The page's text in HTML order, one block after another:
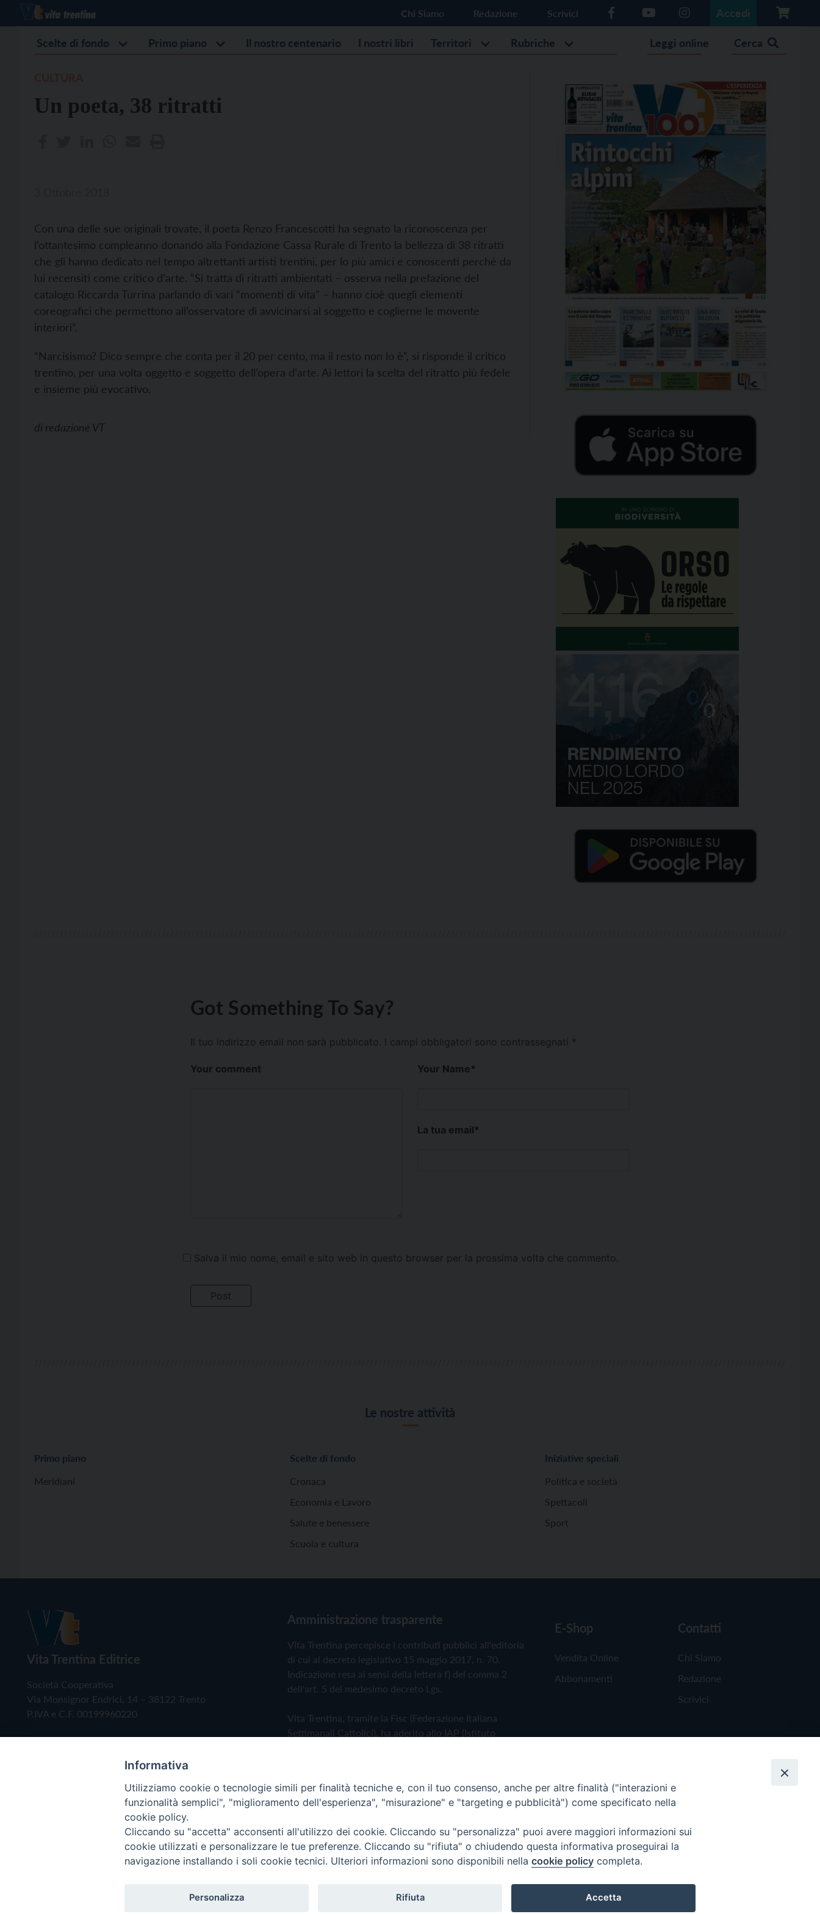
Chi Siamo Redazione Scrivici Accedi
Scelte di fondo Primo piano Il nostro centenario I nostri libri Territori Rubriche Leggi online Cerca
Un poeta, 38 ritratti
Con una delle sue originali trovate, il poeta Renzo Francescotti ha segnato la riconoscenza per
l’ottantesimo compleanno donando alla Fondazione Cassa Rurale di Trento la bellezza di 38 ritratti
che gli hanno dedicato nel tempo altrettanti artisti trentini, per lo più amici e conoscenti perché da
lui recensiti come critico d’arte. “Si tratta di ritratti ambientati – osserva nella prefazione del
catalogo Riccarda Turrina parlando di vari “momenti di vita” – hanno cioè quegli elementi
coreografici che permettono all’osservatore di avvicinarsi al soggetto e coglierne le movente
interiori”.
“Narcisismo? Dico sempre che conta per il 20 per cento, ma il resto non lo è”, si risponde il critico
trentino, per una volta oggetto e soggetto dell’opera d’arte. Ai lettori la scelta del ritratto più fedele
e insieme più evocativo.
di redazione VT
Got Something To Say?
Il tuo indirizzo email non sarà pubblicato. I campi obbligatori sono contrassegnati *
Your comment Your Name*
La tua email*
Salva il mio nome, email e sito web in questo browser per la prossima volta che commento.
Le nostre attività
Primo piano
Meridiani
Scelte di fondo
Cronaca
Economia e Lavoro
Salute e benessere
Scuola e cultura
Iniziative speciali
Politica e società
Spettacoli
Sport
Vita Trentina Editrice
Società Cooperativa
Via Monsignor Endrici, 14 – 38122 Trento
P.IVA e C.F. 00199960220
Amministrazione trasparente
Vita Trentina percepisce i contributi pubblici all'editoria
di cui al decreto legislativo 15 maggio 2017, n. 70.
Indicazione resa ai sensi della lettera f) del comma 2
dell'art. 5 del medesimo decreto Lgs.
Vita Trentina, tramite la Fisc (Federazione Italiana
Settimanali Cattolici), ha aderito allo IAP (Istituto
Privacy Policy Cookie Policy
E-Shop
Vendita Online
Abbonamenti
Contatti
Chi Siamo
Redazione
Scrivici
Copyright © 2019 - Tutti i diritti riservati - Vita Trentina Editrice
Informativa
Utilizziamo cookie o tecnologie simili per finalità tecniche e, con il tuo consenso, anche per altre finalità ("interazioni e
funzionalità semplici", "miglioramento dell'esperienza", "misurazione" e "targeting e pubblicità") come specificato nella
cookie policy.
Cliccando su "accetta" acconsenti all'utilizzo dei cookie. Cliccando su "personalizza" puoi avere maggiori informazioni sui
cookie utilizzati e personalizzare le tue preferenze. Cliccando su "rifiuta" o chiudendo questa informativa proseguirai la
navigazione installando i soli cookie tecnici. Ulteriori informazioni sono disponibili nella cookie policy completa.
Personalizza Rifiuta Accetta